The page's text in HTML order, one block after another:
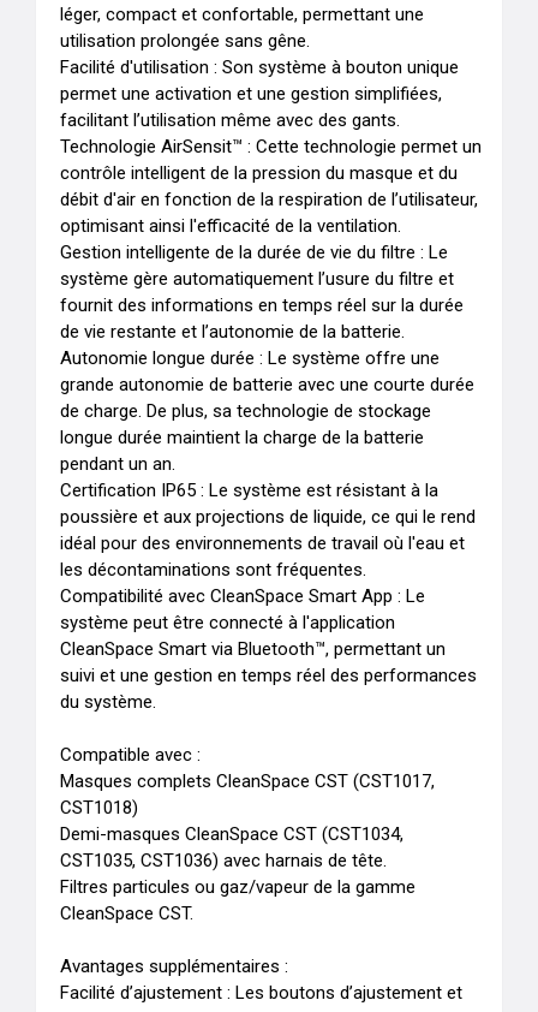
léger, compact et confortable, permettant une
utilisation prolongée sans gêne.
Facilité d'utilisation : Son système à bouton unique
permet une activation et une gestion simplifiées,
facilitant l’utilisation même avec des gants.
Technologie AirSensit™ : Cette technologie permet un
contrôle intelligent de la pression du masque et du
débit d'air en fonction de la respiration de l’utilisateur,
optimisant ainsi l'efficacité de la ventilation.
Gestion intelligente de la durée de vie du filtre : Le
système gère automatiquement l’usure du filtre et
fournit des informations en temps réel sur la durée
de vie restante et l’autonomie de la batterie.
Autonomie longue durée : Le système offre une
grande autonomie de batterie avec une courte durée
de charge. De plus, sa technologie de stockage
longue durée maintient la charge de la batterie
pendant un an.
Certification IP65 : Le système est résistant à la
poussière et aux projections de liquide, ce qui le rend
idéal pour des environnements de travail où l'eau et
les décontaminations sont fréquentes.
Compatibilité avec CleanSpace Smart App : Le
système peut être connecté à l'application
CleanSpace Smart via Bluetooth™, permettant un
suivi et une gestion en temps réel des performances
du système.
Compatible avec :
Masques complets CleanSpace CST (CST1017,
CST1018)
Demi-masques CleanSpace CST (CST1034,
CST1035, CST1036) avec harnais de tête.
Filtres particules ou gaz/vapeur de la gamme
CleanSpace CST.
Avantages supplémentaires :
Facilité d’ajustement : Les boutons d’ajustement et